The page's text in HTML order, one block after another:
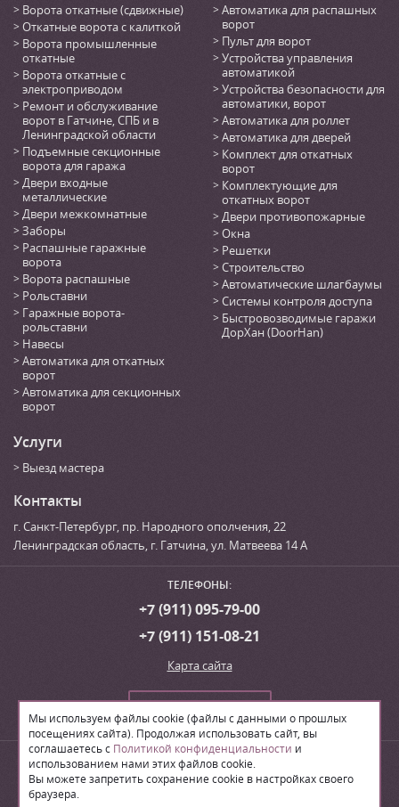
Мы используем файлы cookie (файлы с данными о прошлых
посещениях сайта). Продолжая использовать сайт, вы
соглашаетесь с Политикой конфиденциальности и
использованием нами этих файлов cookie.
Вы можете запретить сохранение cookie в настройках своего
браузера.
Ворота откатные (сдвижные)
Откатные ворота с калиткой
Ворота промышленные
откатные
Ворота откатные с
электроприводом
Ремонт и обслуживание
ворот в Гатчине, СПБ и в
Ленинградской области
Подъемные секционные
ворота для гаража
Двери входные
металлические
Двери межкомнатные
Заборы
Распашные гаражные
ворота
Ворота распашные
Рольставни
Гаражные ворота-
рольставни
Навесы
Автоматика для откатных
ворот
Автоматика для секционных
ворот
Автоматика для распашных
ворот
Пульт для ворот
Устройства управления
автоматикой
Устройства безопасности для
автоматики, ворот
Автоматика для роллет
Автоматика для дверей
Комплект для откатных
ворот
Комплектующие для
откатных ворот
Двери противопожарные
Окна
Решетки
Строительство
Автоматические шлагбаумы
Системы контроля доступа
Быстровозводимые гаражи
ДорХан (DoorHan)
Услуги
Выезд мастера
Контакты
г. Санкт-Петербург, пр. Народного ополчения, 22
Ленинградская область, г. Гатчина,ул. Матвеева 14 А
ТЕЛЕФОНЫ:
+7 (911) 095-79-00
+7 (911) 151-08-21
Карта сайта
Сделать заказ
© 2026 Производственная компания «ЛВН»